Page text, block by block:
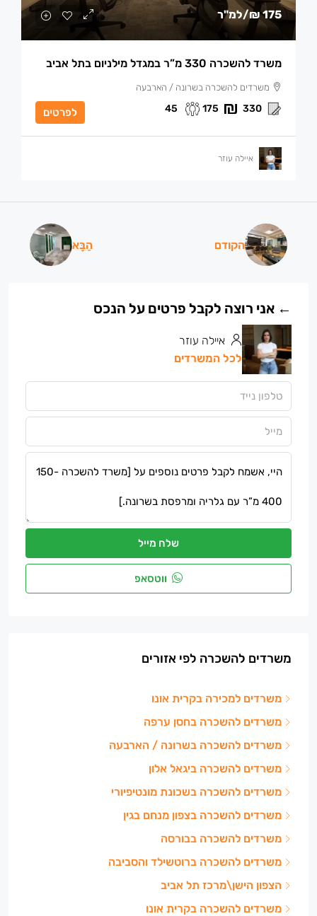
175 ₪ /למ"ר
משרד להשכרה 330 מ”ר במגדל מילניום בתל אביב
משרדים להשכרה בשרונה / הארבעה
330
175
45 לפרטים
איילה עוזר
הקודם הַבָּא
איילה עוזר
לכל המשרדים
שלח מייל
ווטסאפ
משרדים להשכרה לפי אזורים
משרדים למכירה בקרית אונו
משרדים להשכרה בחסן ערפה
משרדים להשכרה בשרונה / הארבעה
משרדים להשכרה ביגאל אלון
משרדים להשכרה בשכונת מונטיפיורי
משרדים להשכרה בצפון מנחם בגין
משרדים להשכרה בבורסה
משרדים להשכרה ברוטשילד והסביבה
הצפון הישן\מרכז תל אביב
משרדים להשכרה בקרית אונו